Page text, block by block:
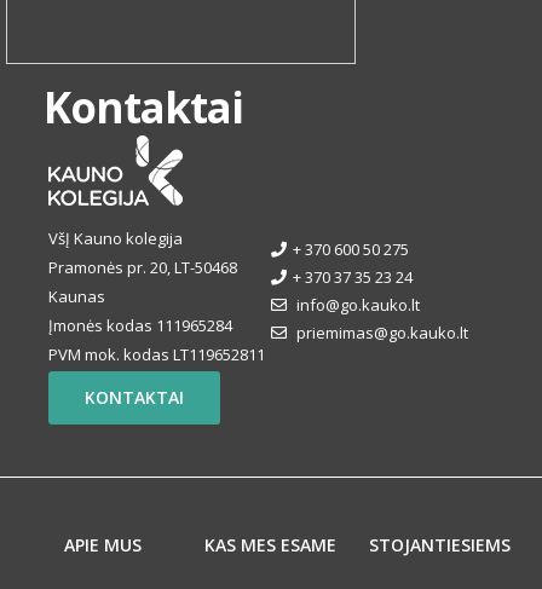
Kontaktai
VšĮ Kauno kolegija
Pramonės pr. 20, LT-50468
Kaunas
Įmonės kodas 111965284
PVM mok. kodas LT119652811
+ 370 600 50 275
+ 370 37 35 23 24
info@go.kauko.lt
priemimas@go.kauko.lt
KONTAKTAI
APIE MUS KAS MES ESAME STOJANTIESIEMS